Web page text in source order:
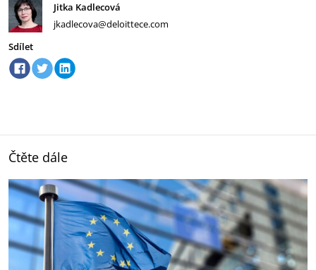
Jitka Kadlecová
jkadlecova@deloittece.com
Sdílet
Čtěte dále